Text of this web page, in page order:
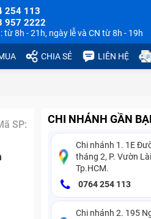
254 113
957 2222
từ 8h - 21h, ngày lễ và CN từ 8h - 19h
CHIA SẺ LIÊN HỆ
SP: CHI NHÁNH GẦN
Chi nhánh 1. 1E
tháng 2, P. Vườn
Tp.HCM.
0764 254 113
Chi nhánh 2. 195